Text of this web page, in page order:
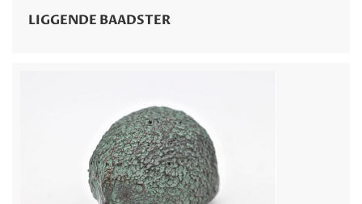
LIGGENDE BAADSTER